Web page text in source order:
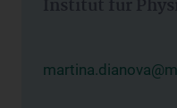
Institut für